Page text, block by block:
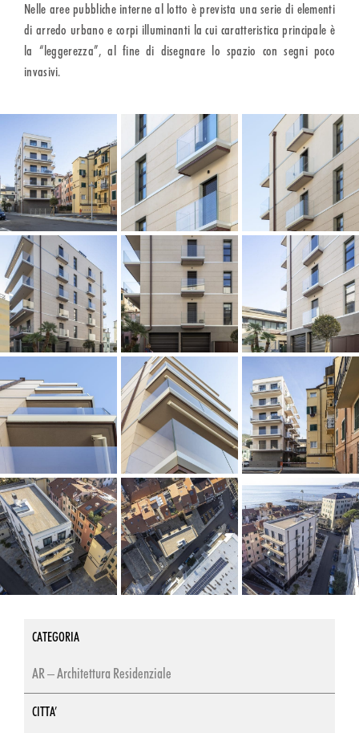
Nelle aree pubbliche interne al lotto è prevista una serie di elementi
di arredo urbano e corpi illuminanti la cui caratteristica principale è
la “leggerezza”, al fine di disegnare lo spazio con segni poco
invasivi.
CATEGORIA
AR – Architettura Residenziale
CITTA’